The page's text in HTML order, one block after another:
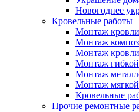
Новогоднее
Кровельные работы
Монтаж
Монтаж
Монтаж кровли
Монтаж
Монтаж
Монтаж
Кровельные
Прочие ремонтные